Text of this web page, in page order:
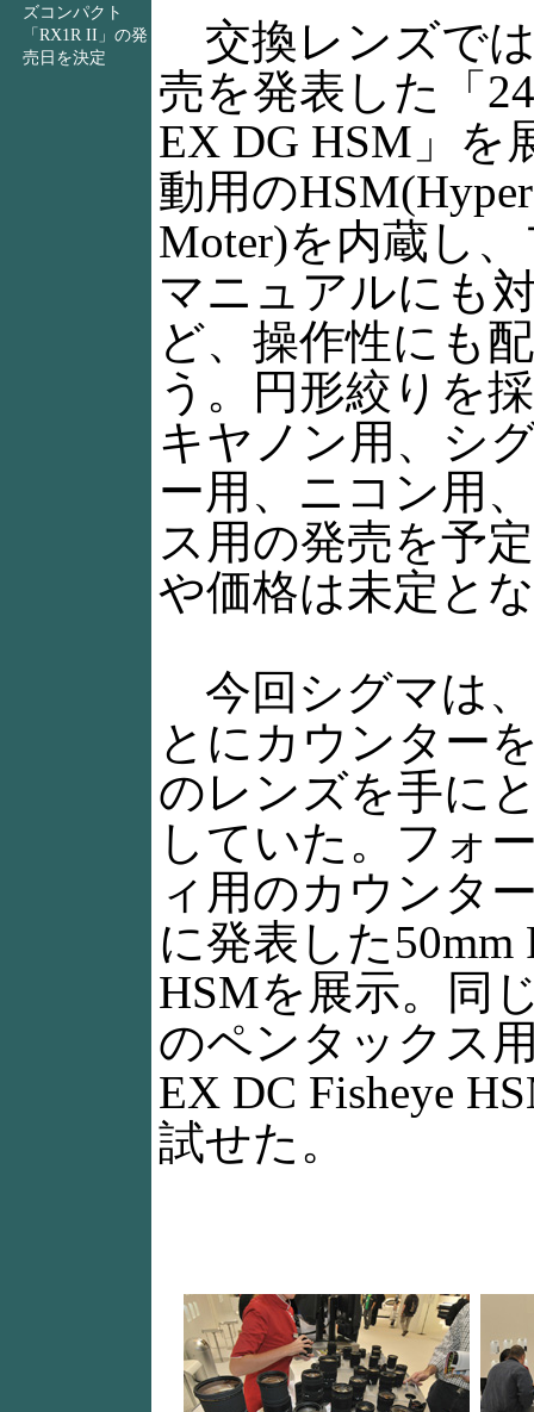
ズコンパクト
「RX1R II」の発
売日を決定
交換レンズで
売を発表した「
EX DG HSM」を
動用の
Moter)を内蔵し
マニュアルにも
ど、操作性にも
う。円形絞りを
キヤノン用、シ
ー用、ニコン用
ス用の発売を予
や価格は未定と
今回シグマは
とにカウンター
のレンズを手に
していた。フォ
ィ用のカウンタ
に発表した50mm
HSMを展示。同
のペンタックス
EX DC Fisheye
試せた。